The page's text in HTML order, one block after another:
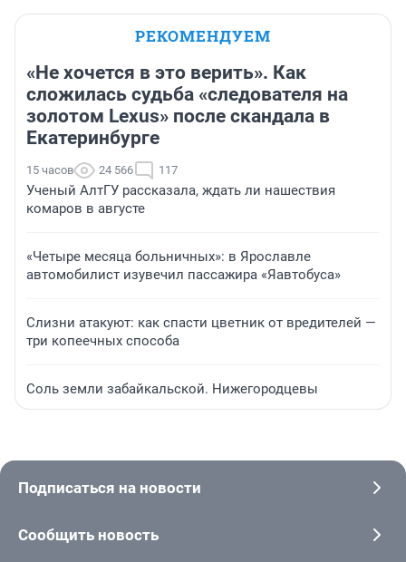
РЕКОМЕНДУЕМ
«Не хочется в это верить». Как
сложилась судьба «следователя на
золотом Lexus» после скандала в
Екатеринбурге
15 часов 24 566 117
Ученый АлтГУ рассказала, ждать ли нашествия
комаров в августе
«Четыре месяца больничных»: в Ярославле
автомобилист изувечил пассажира «Яавтобуса»
Слизни атакуют: как спасти цветник от вредителей —
три копеечных способа
Соль земли забайкальской. Нижегородцевы
Подписаться на новости
Сообщить новость